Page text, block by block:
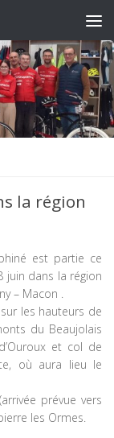
la région
est partie ce
juin dans la région
– Macon .
les hauteurs de
du Beaujolais
et col de
où aura lieu le
prévue vers
les Ormes.